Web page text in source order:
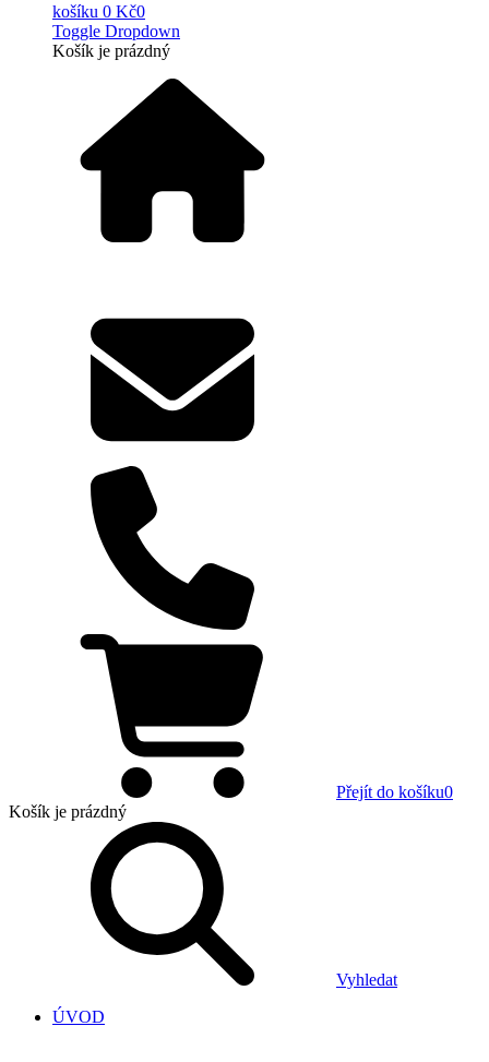
košíku 0 Kč0
Toggle Dropdown
Košík je prázdný
Přejít do košíku0
Košík je prázdný
Vyhledat
ÚVOD